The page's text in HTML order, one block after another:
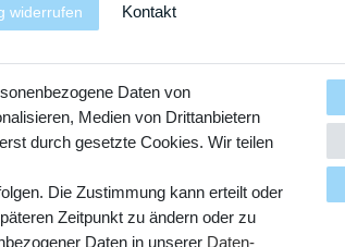
widerrufen Kontakt
Daten von
Medien von Drittanbietern
durch gesetzte Cookies. Wir teilen
Die Zustimmung kann erteilt oder
Zeitpunkt zu ändern oder zu
Daten in unserer Daten­